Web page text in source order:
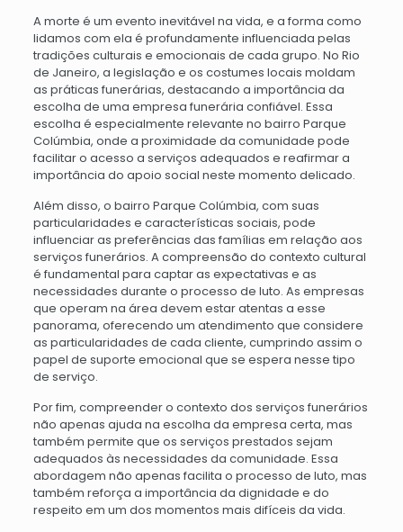
A morte é um evento inevitável na vida, e a forma como
lidamos com ela é profundamente influenciada pelas
tradições culturais e emocionais de cada grupo. No Rio
de Janeiro, a legislação e os costumes locais moldam
as práticas funerárias, destacando a importância da
escolha de uma empresa funerária confiável. Essa
escolha é especialmente relevante no bairro Parque
Colúmbia, onde a proximidade da comunidade pode
facilitar o acesso a serviços adequados e reafirmar a
importância do apoio social neste momento delicado.
Além disso, o bairro Parque Colúmbia, com suas
particularidades e características sociais, pode
influenciar as preferências das famílias em relação aos
serviços funerários. A compreensão do contexto cultural
é fundamental para captar as expectativas e as
necessidades durante o processo de luto. As empresas
que operam na área devem estar atentas a esse
panorama, oferecendo um atendimento que considere
as particularidades de cada cliente, cumprindo assim o
papel de suporte emocional que se espera nesse tipo
de serviço.
Por fim, compreender o contexto dos serviços funerários
não apenas ajuda na escolha da empresa certa, mas
também permite que os serviços prestados sejam
adequados às necessidades da comunidade. Essa
abordagem não apenas facilita o processo de luto, mas
também reforça a importância da dignidade e do
respeito em um dos momentos mais difíceis da vida.